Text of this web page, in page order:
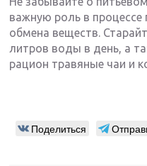
важную роль в
обмена веществ.
литров воды в день, а
рацион травяные чаи и
Поделиться